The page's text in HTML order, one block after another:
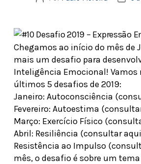
Chegamos ao início do mês de
mais um desafio para
Inteligência Emocional! Vamos
últimos 5 desafios de 2019:
Janeiro: Autoconsciência
Fevereiro: Autoestima
Março: Exercício Físico
Abril: Resiliência (consultar
Resistência ao Impulso
mês, o desafio é sobre um